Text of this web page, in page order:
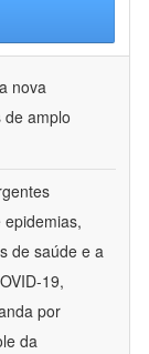
nova
amplo
de saúde e a
19,
por
da